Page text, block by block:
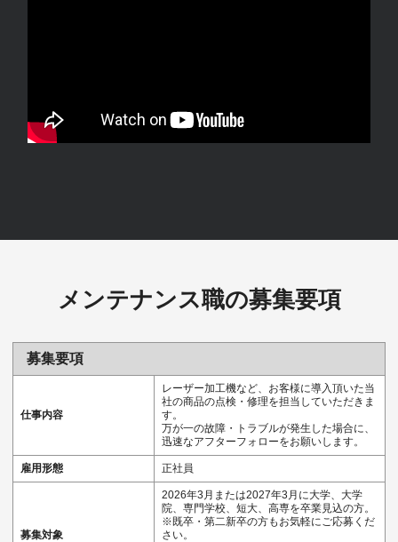
メンテナンス職の募集要項
募集要項
仕事内容
レーザー加工機など、お客様に導入頂いた当
社の商品の点検・修理を担当していただきま
す。
万が一の故障・トラブルが発生した場合に、
迅速なアフターフォローをお願いします。
雇用形態 正社員
募集対象
2026年3月または2027年3月に大学、大学
院、専門学校、短大、高専を卒業見込の方。
※既卒・第二新卒の方もお気軽にご応募くだ
さい。